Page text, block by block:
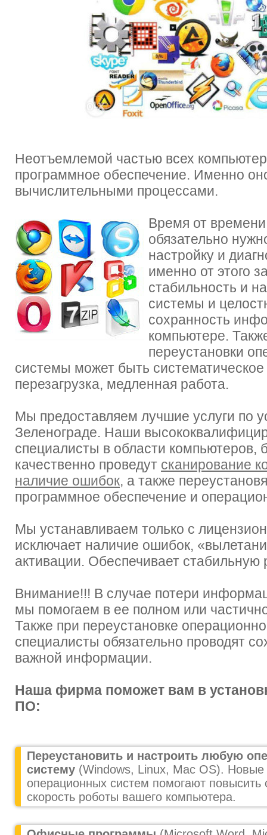
Неотъемлемой частью всех
программное обеспечение. Именно
вычислительными процессами.
Время от
обязательно
настройку и
именно от этого
стабильность и
системы и
сохранность
компьютере.
переустановки
системы может быть систематическое
перезагрузка, медленная работа.
Мы предоставляем лучшие услуги по
Зеленограде. Наши
специалисты в области компьютеров,
качественно проведут сканирование
наличие ошибок, а также
программное обеспечение и
Мы устанавливаем только с
исключает наличие ошибок,
активации. Обеспечивает стабильную
Внимание!!! В случае потери
мы помогаем в ее полном или
Также при переустановке
специалисты обязательно проводят
важной информации.
Наша фирма поможет вам в
ПО:
Переустановить и настроить любую
систему (Windows, Linux, Mac OS). Новые
операционных систем помогают повысить
скорость роботы вашего компьютера.